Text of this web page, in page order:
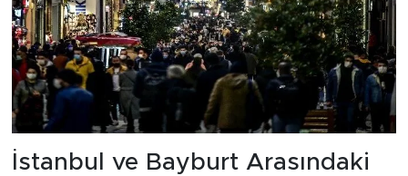
İstanbul ve Bayburt Arasındaki